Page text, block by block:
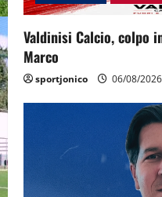
Valdinisi Calcio, colpo
Marco
sportjonico 06/08/2026